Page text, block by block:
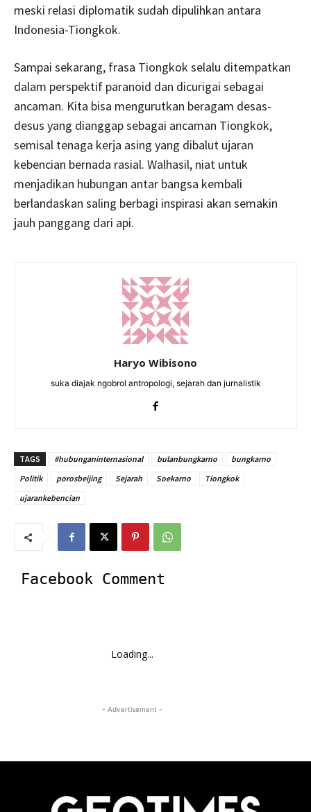
meski relasi diplomatik sudah dipulihkan antara
Indonesia-Tiongkok.
Sampai sekarang, frasa Tiongkok selalu ditempatkan
dalam perspektif paranoid dan dicurigai sebagai
ancaman. Kita bisa mengurutkan beragam desas-
desus yang dianggap sebagai ancaman Tiongkok,
semisal tenaga kerja asing yang dibalut ujaran
kebencian bernada rasial. Walhasil, niat untuk
menjadikan hubungan antar bangsa kembali
berlandaskan saling berbagi inspirasi akan semakin
jauh panggang dari api.
Haryo Wibisono
suka diajak ngobrol antropologi, sejarah dan jurnalistik
TAGS #hubunganinternasional bulanbungkarno
bungkarno
Politik
porosbeijing Sejarah Soekarno
Tiongkok
ujarankebencian
Facebook Comment
Loading...
- Advertisement -